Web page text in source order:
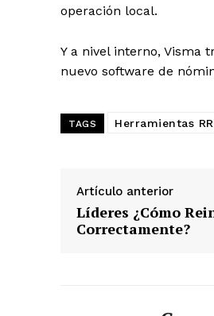
operación local.
Y a nivel interno, Visma
nuevo software de
TAGS Herramientas
Artículo anterior
Líderes ¿Cómo
Correctamente?